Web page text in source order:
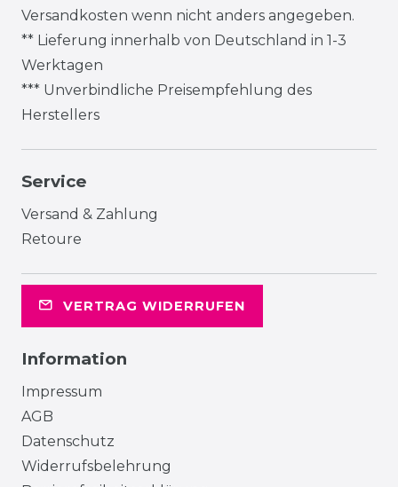
Versandkosten wenn nicht anders angegeben.
** Lieferung innerhalb von Deutschland in 1-3
Werktagen
*** Unverbindliche Preisempfehlung des
Herstellers
Service
Versand & Zahlung
Retoure
VERTRAG WIDERRUFEN
Information
Impressum
AGB
Datenschutz
Widerrufsbelehrung